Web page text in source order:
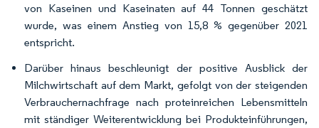
von Kaseinen und Kaseinaten auf 44 Tonnen geschätzt
wurde, was einem Anstieg von 15,8 % gegenüber 2021
entspricht.
Darüber hinaus beschleunigt der positive Ausblick der
Milchwirtschaft auf dem Markt, gefolgt von der steigenden
Verbrauchernachfrage nach proteinreichen Lebensmitteln
mit ständiger Weiterentwicklung bei Produkteinführungen,